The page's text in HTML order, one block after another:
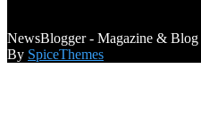
NewsBlogger - Magazine & Blog
By SpiceThemes